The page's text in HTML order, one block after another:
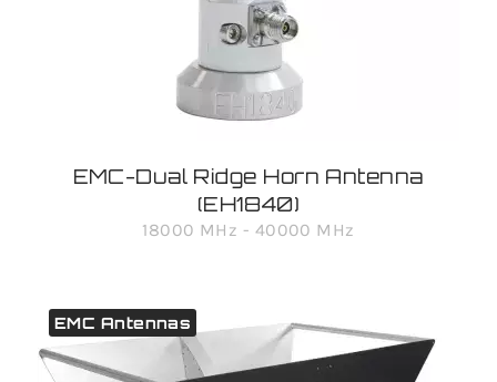
EMC-Dual Ridge Horn Antenna
(EH1840)
18000 MHz - 40000 MHz
EMC Antennas